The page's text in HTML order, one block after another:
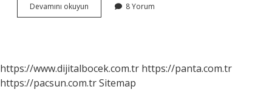
Devamını okuyun Vejetatif
Üreme
8 Yorum
https://www.dijitalbocek.com.tr https://panta.com.tr
https://pacsun.com.trSitemap